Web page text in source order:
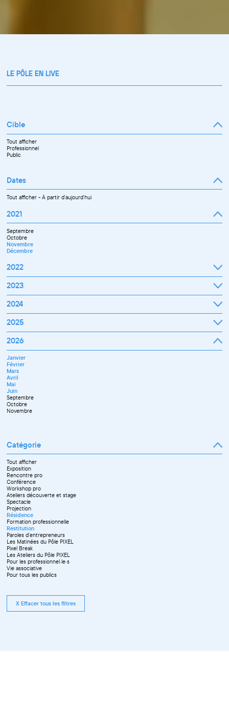
LE PÔLE EN LIVE
Cible
Tout afficher
Professionnel
Public
Dates
Tout afficher-À partir d'aujourd'hui
2021
Septembre
Octobre
Novembre
Décembre
2022
Janvier
Mars
Avril
Juillet
Septembre
Octobre
Novembre
Décembre
2023
Janvier
Mars
Avril
Septembre
Octobre
Novembre
Décembre
2024
Janvier
Mars
Avril
Juin
Juillet
Septembre
Novembre
Décembre
2025
Janvier
Mars
Avril
Mai
Juin
Juillet
Septembre
Octobre
Novembre
Décembre
2026
Janvier
Février
Mars
Avril
Mai
Juin
Septembre
Octobre
Novembre
Catégorie
Tout afficher
Exposition
Rencontre pro
Conférence
Workshop pro
Ateliers découverte et stage
Spectacle
Projection
Résidence
Formation professionnelle
Restitution
Paroles d'entrepreneurs
Les Matinées du Pôle PIXEL
Pixel Break
Les Ateliers du Pôle PIXEL
Pour les professionnel·le·s
Vie associative
Pour tous les publics
X Effacer tous les filtres